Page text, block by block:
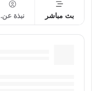
بث مباشر نبذة عن.